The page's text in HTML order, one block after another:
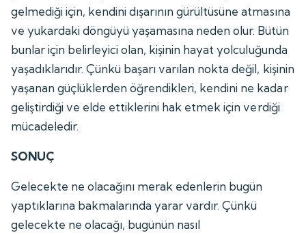
gelmediği için, kendini dışarının gürültüsüne atmasına
ve yukardaki döngüyü yaşamasına neden olur. Bütün
bunlar için belirleyici olan, kişinin hayat yolculuğunda
yaşadıklarıdır. Çünkü başarı varılan nokta değil, kişinin
yaşanan güçlüklerden öğrendikleri, kendini ne kadar
geliştirdiği ve elde ettiklerini hak etmek için verdiği
mücadeledir.
SONUÇ
Gelecekte ne olacağını merak edenlerin bugün
yaptıklarına bakmalarında yarar vardır. Çünkü
gelecekte ne olacağı, bugünün nasıl